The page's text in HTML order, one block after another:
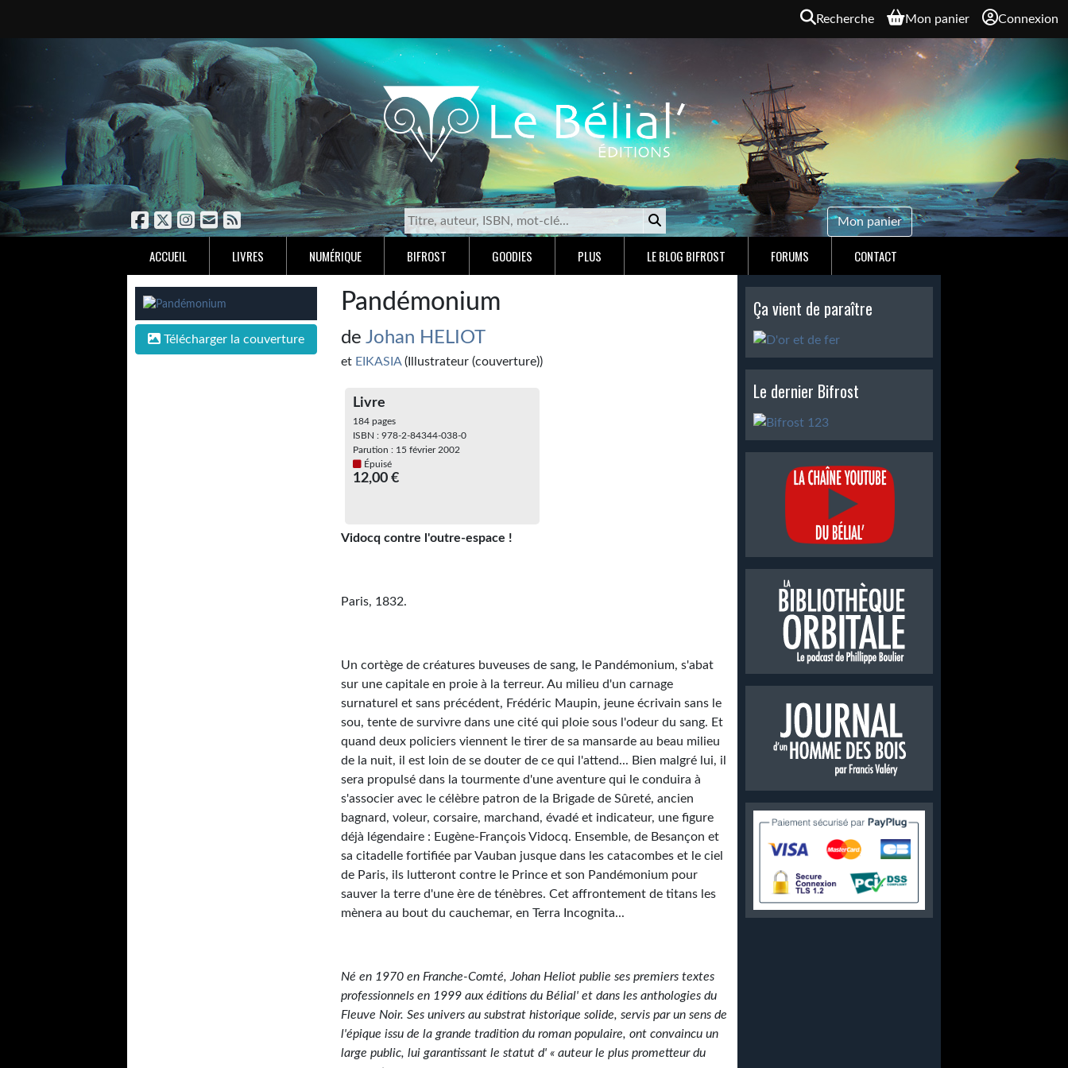
Recherche Mon panier Connexion
Mon panier
ACCUEIL LIVRES NUMÉRIQUE BIFROST GOODIES PLUS LE BLOG BIFROST FORUMS CONTACT
Télécharger la couverture
Pandémonium
deJohan HELIOT
et EIKASIA(Illustrateur (couverture))
Livre
184 pages
ISBN : 978-2-84344-038-0
Parution : 15 février 2002
Épuisé
12,00 €
Vidocq contre l'outre-espace !
Paris, 1832.
Un cortège de créatures buveuses de sang, le Pandémonium, s'abat
sur une capitale en proie à la terreur. Au milieu d'un carnage
surnaturel et sans précédent, Frédéric Maupin, jeune écrivain sans le
sou, tente de survivre dans une cité qui ploie sous l'odeur du sang. Et
quand deux policiers viennent le tirer de sa mansarde au beau milieu
de la nuit, il est loin de se douter de ce qui l'attend... Bien malgré lui, il
sera propulsé dans la tourmente d'une aventure qui le conduira à
s'associer avec le célèbre patron de la Brigade de Sûreté, ancien
bagnard, voleur, corsaire, marchand, évadé et indicateur, une figure
déjà légendaire : Eugène-François Vidocq. Ensemble, de Besançon et
sa citadelle fortifiée par Vauban jusque dans les catacombes et le ciel
de Paris, ils lutteront contre le Prince et son Pandémonium pour
sauver la terre d'une ère de ténèbres. Cet affrontement de titans les
mènera au bout du cauchemar, en Terra Incognita...
Né en 1970 en Franche-Comté, Johan Heliot publie ses premiers textes
professionnels en 1999 aux éditions du Bélial' et dans les anthologies du
Fleuve Noir. Ses univers au substrat historique solide, servis par un sens de
l'épique issu de la grande tradition du roman populaire, ont convaincu un
large public, lui garantissant le statut d' « auteur le plus prometteur du
Ça vient de paraître
Le dernier Bifrost